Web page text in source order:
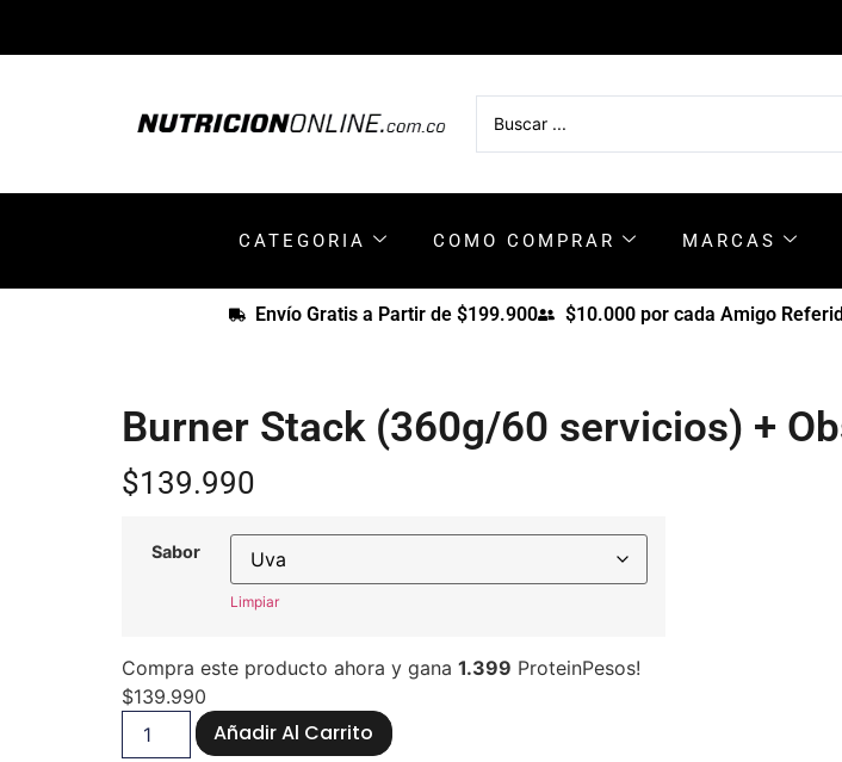
CATEGORIA COMO COMPRAR MARCAS
Envío Gratis a Partir de $199.900 $10.000 por cada Amigo
Burner Stack (360g/60 servicios) +
$139.990
Sabor
Limpiar
Compra este producto ahora y gana 1.399 ProteinPesos!
$139.990
Añadir Al Carrito